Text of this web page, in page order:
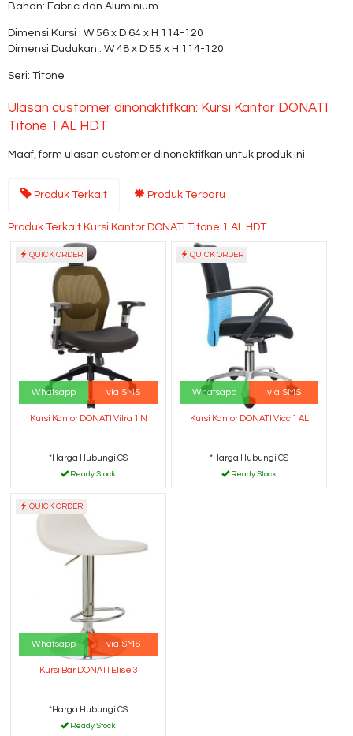
Bahan: Fabric dan Aluminium
Dimensi Kursi : W 56 x D 64 x H 114-120
Dimensi Dudukan : W 48 x D 55 x H 114-120
Seri: Titone
Ulasan customer dinonaktifkan: Kursi Kantor DONATI
Titone 1 AL HDT
Maaf, form ulasan customer dinonaktifkan untuk produk ini
Produk Terkait Produk Terbaru
Produk Terkait Kursi Kantor DONATI Titone 1 AL HDT
QUICK ORDER
Whatsapp via SMS
Kursi Kantor DONATI Vitra 1 N
*Harga Hubungi CS
Ready Stock
QUICK ORDER
Whatsapp via SMS
Kursi Kantor DONATI Vicc 1 AL
*Harga Hubungi CS
Ready Stock
QUICK ORDER
Whatsapp via SMS
Kursi Bar DONATI Elise 3
*Harga Hubungi CS
Ready Stock